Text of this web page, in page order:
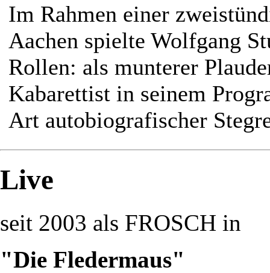
Im Rahmen einer
Aachen spielte Wolfgang
Rollen: als munterer
Kabarettist in seinem
Art autobiografischer
Live
seit 2003 als FROSCH in
"Die Fledermaus"